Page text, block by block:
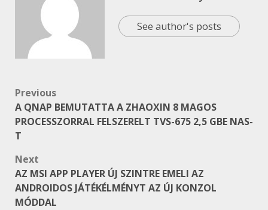
See author's posts
Post
navigation
Previous
A QNAP BEMUTATTA A ZHAOXIN 8 MAGOS
PROCESSZORRAL FELSZERELT TVS-675 2,5 GBE NAS-
T
Next
AZ MSI APP PLAYER ÚJ SZINTRE EMELI AZ
ANDROIDOS JÁTÉKÉLMÉNYT AZ ÚJ KONZOL
MÓDDAL